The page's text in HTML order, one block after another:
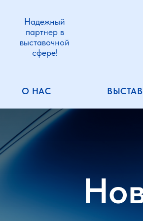
Надежный
партнер в
выставочной
сфере!
О НАС